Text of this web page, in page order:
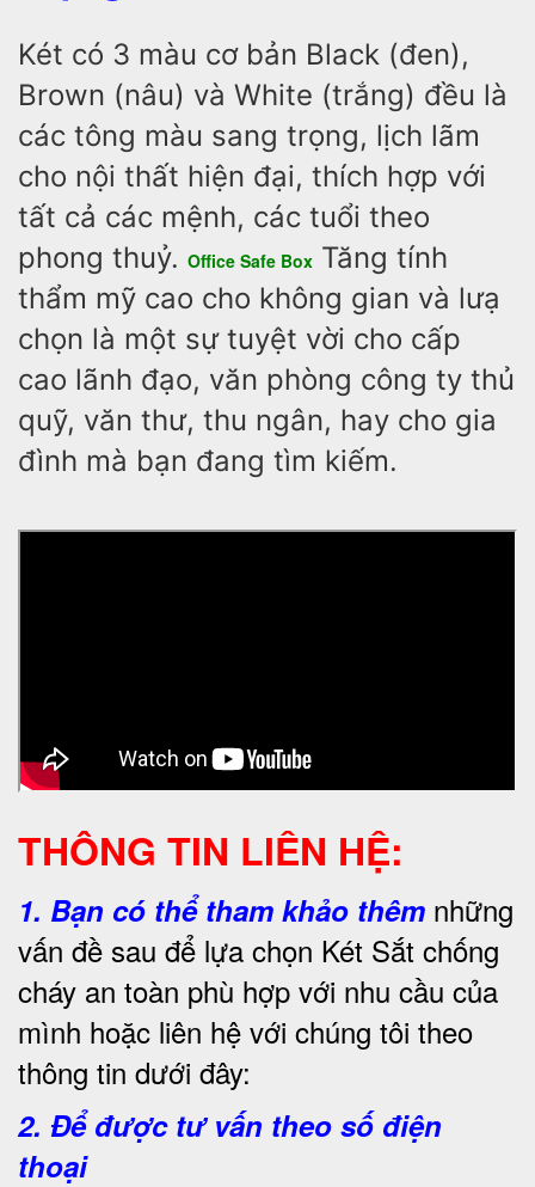
Két có 3 màu cơ bản Black (đen),
Brown (nâu) và White (trắng) đều là
các tông màu sang trọng, lịch lãm
cho nội thất hiện đại, thích hợp với
tất cả các mệnh, các tuổi theo
phong thuỷ. Office Safe Box Tăng tính
thẩm mỹ cao cho không gian và lưạ
chọn là một sự tuyệt vời cho cấp
cao lãnh đạo, văn phòng công ty thủ
quỹ, văn thư, thu ngân, hay cho gia
đình mà bạn đang tìm kiếm.
THÔNG TIN LIÊN HỆ:
1. Bạn có thể tham khảo thêm những
vấn đề sau để lựa chọn Két Sắt chống
cháy an toàn phù hợp với nhu cầu của
mình hoặc liên hệ với chúng tôi theo
thông tin dưới đây:
2. Để được tư vấn theo số điện
thoại